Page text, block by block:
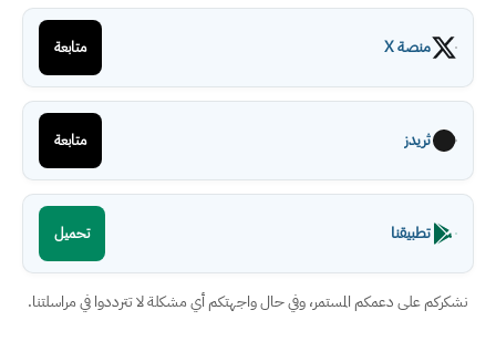
منصة X متابعة
ثريدز متابعة
تطبيقنا تحميل
نشكركم على دعمكم المستمر، وفي حال واجهتكم أي مشكلة لا تترددوا في مراسلتنا.